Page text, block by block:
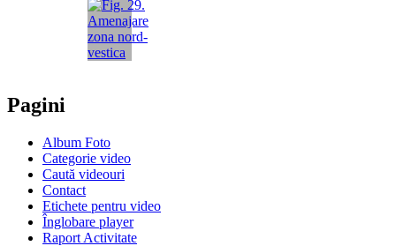
Pagini
Album Foto
Categorie video
Caută videouri
Contact
Etichete pentru video
Înglobare player
Raport Activitate